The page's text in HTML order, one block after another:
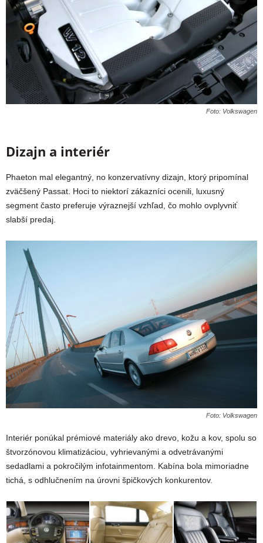
Foto: Volkswagen
Dizajn a interiér
Phaeton mal elegantný, no konzervatívny dizajn, ktorý pripomínal
zväčšený Passat. Hoci to niektorí zákazníci ocenili, luxusný
segment často preferuje výraznejší vzhľad, čo mohlo ovplyvniť
slabší predaj.
Foto: Volkswagen
Interiér ponúkal prémiové materiály ako drevo, kožu a kov, spolu so
štvorzónovou klimatizáciou, vyhrievanými a odvetrávanými
sedadlami a pokročilým infotainmentom. Kabína bola mimoriadne
tichá, s odhlučnením na úrovni špičkových konkurentov.